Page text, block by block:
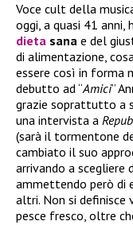
Voce cult della
oggi, a quasi 41
dieta sana e del
di alimentazione,
essere così in forma
debutto ad “Amici”
grazie soprattutto a
una intervista a
(sarà il tormentone
cambiato il suo
arrivando a scegliere
ammettendo però di
altri. Non si definisce
pesce fresco, oltre